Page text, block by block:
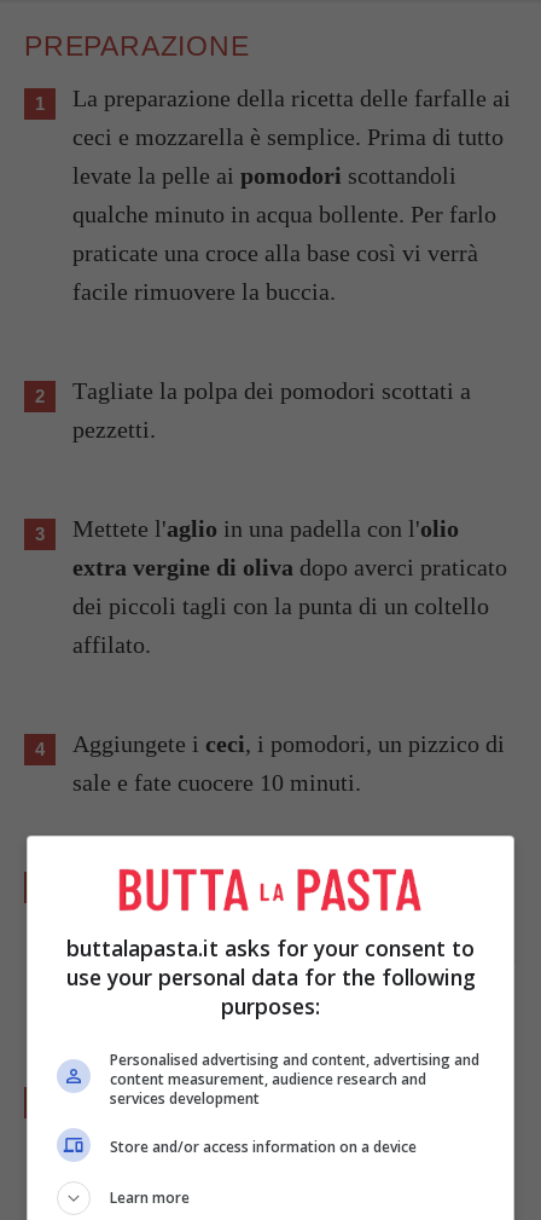
PREPARAZIONE
La preparazione della ricetta delle farfalle ai
ceci e mozzarella è semplice. Prima di tutto
levate la pelle ai pomodori scottandoli
qualche minuto in acqua bollente. Per farlo
praticate una croce alla base così vi verrà
facile rimuovere la buccia.
Tagliate la polpa dei pomodori scottati a
pezzetti.
Mettete l'aglio in una padella con l'olio
extra vergine di oliva dopo averci praticato
dei piccoli tagli con la punta di un coltello
affilato.
Aggiungete i ceci, i pomodori, un pizzico di
sale e fate cuocere 10 minuti.
Nel frattempo fate lessare lapastain
abbondante acqua salata seguendo i suoi
tempi di cottura sulla confezione e accendete
il forno.
Scolate la pasta, unitela al condimento di
ceci, aggiungete la mozzarella tagliata a
buttalapasta.it asks for your consent to
use your personal data for the following
purposes:
Personalised advertising and content, advertising and
content measurement, audience research and
services development
Store and/or access information on a device
Learn more